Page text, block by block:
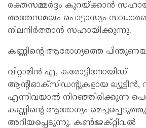
രക്തസമ്മർദ്ദം കുറയ്ക്കാൻ
അതേസമയം പൊട്ടാസ്യം സാധാരണ
നിലനിർത്താൻ സഹായിക്കുന്നു.
കണ്ണിന്റെ ആരോഗ്യത്തെ
വിറ്റാമിൻ എ, കരോട്ടിനോയിഡ്
ആന്റിഓക്‌സിഡന്റുകളായ ല്യൂട്ടിൻ,
എന്നിവയാൽ നിറഞ്ഞിരിക്കുന്ന
കണ്ണിന്റെ ആരോഗ്യം
അറിയപ്പെടുന്നു. കൺജക്റ്റിവൽ